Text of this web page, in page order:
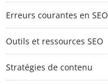
Erreurs courantes en SEO
Outils et ressources SEO
Stratégies de contenu